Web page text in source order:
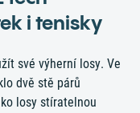
i tenisky
své výherní losy. Ve
dvě stě párů
losy stíratelnou